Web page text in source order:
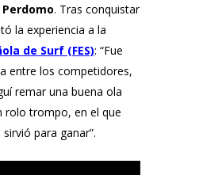
. Tras conquistar
la experiencia a la
de Surf (FES): “Fue
entre los competidores,
remar una buena ola
rolo trompo, en el que
para ganar”.